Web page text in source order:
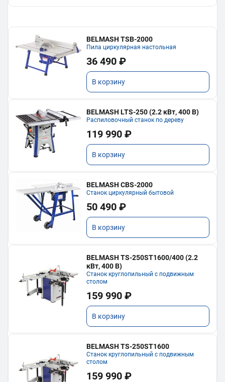
BELMASH TSB-2000
Пила циркулярная настольная
36 490 ₽
В корзину
BELMASH LTS-250 (2.2 кВт, 400 В)
Распиловочный станок по дереву
119 990 ₽
В корзину
BELMASH CBS-2000
Станок циркулярный бытовой
50 490 ₽
В корзину
BELMASH TS-250ST1600/400 (2.2
кВт, 400 В)
Станок круглопильный с подвижным
столом
159 990 ₽
В корзину
BELMASH TS-250ST1600
Станок круглопильный с подвижным
столом
159 990 ₽